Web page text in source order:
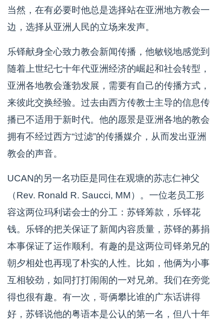
当然，在有必要时他总是选择站在亚洲地方教会一
边，选择从亚洲人民的立场来发声。
乐铎献身全心致力教会新闻传播，他敏锐地感觉到
随着上世纪七十年代亚洲经济的崛起和社会转型，
亚洲各地教会蓬勃发展，需要有自己的传播方式，
来彼此交换经验。过去由西方传教士主导的信息传
播已不适用于新时代。他的愿景是亚洲各地的教会
拥有不经过西方“过滤”的传播媒介，从而发出亚洲
教会的声音。
UCAN的另一名功臣是同住在观塘的苏志仁神父
（Rev. Ronald R. Saucci, MM）。一位老员工形
容这两位玛利诺会士的分工：苏铎筹款，乐铎花
钱。乐铎的把关保证了新闻内容质量，苏铎的募捐
本事保证了运作顺利。有趣的是这两位司铎弟兄的
朝夕相处也再现了朴实的人性。比如，他俩为小事
互相较劲，如同打打闹闹的一对兄弟。我们在旁觉
得也很有趣。有一次，哥俩攀比谁的广东话讲得
好，苏铎说他的粤语本是公认的第一名，但八十年